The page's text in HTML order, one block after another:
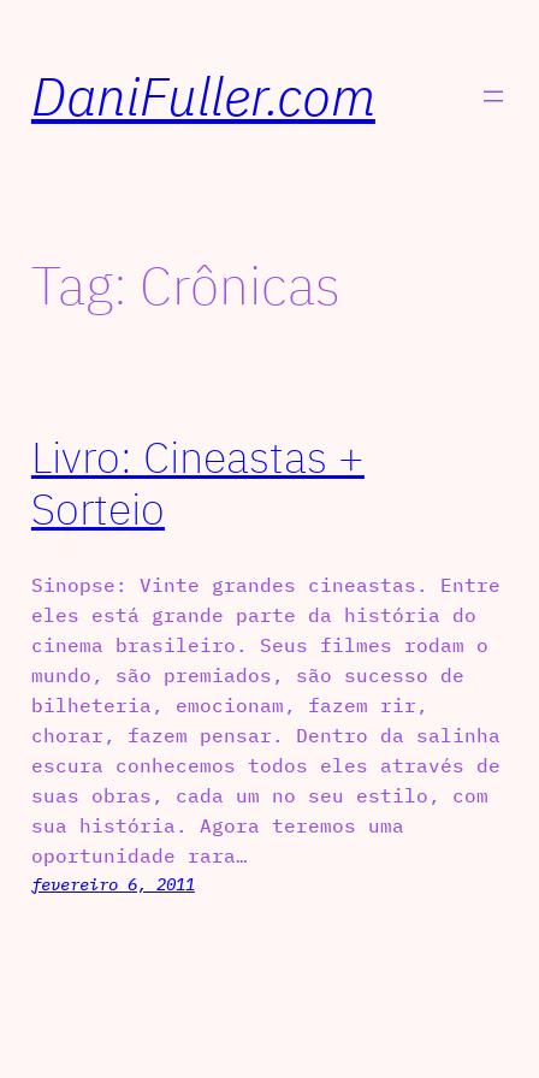
DaniFuller.com
Tag: Crônicas
Livro: Cineastas +
Sorteio
Sinopse: Vinte grandes cineastas. Entre
eles está grande parte da história do
cinema brasileiro. Seus filmes rodam o
mundo, são premiados, são sucesso de
bilheteria, emocionam, fazem rir,
chorar, fazem pensar. Dentro da salinha
escura conhecemos todos eles através de
suas obras, cada um no seu estilo, com
sua história. Agora teremos uma
oportunidade rara…
fevereiro 6, 2011